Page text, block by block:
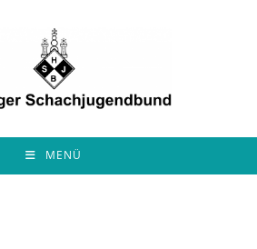
MENÜ